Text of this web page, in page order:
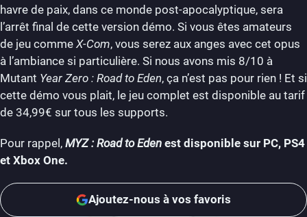
havre de paix, dans ce monde post-apocalyptique, sera
l’arrêt final de cette version démo. Si vous êtes amateurs
de jeu comme X-Com, vous serez aux anges avec cet opus
à l’ambiance si particulière. Si nous avons mis 8/10 à
Mutant Year Zero : Road to Eden, ça n’est pas pour rien ! Et si
cette démo vous plait, le jeu complet est disponible au tarif
de 34,99€ sur tous les supports.
Pour rappel, MYZ : Road to Eden est disponible sur PC, PS4
et Xbox One.
Ajoutez-nous à vos favoris